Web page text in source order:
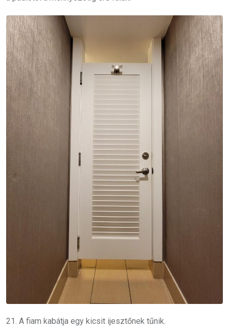
21. A fiam kabátja egy kicsit ijesztőnek tűnik.